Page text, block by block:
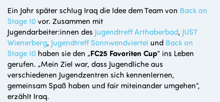
Ein Jahr später schlug Iraq die Idee dem Team von Back on
Stage 10vor. Zusammen mit
Jugendarbeiter:innen des Jugendtreff Arthaberbad, JUST
Wienerberg, Jugendtreff Sonnwendviertel und Back on
Stage 10 haben sie den „FC25 Favoriten Cup“ ins Leben
gerufen. „Mein Ziel war, dass Jugendliche aus
verschiedenen Jugendzentren sich kennenlernen,
gemeinsam Spaß haben und fair miteinander umgehen“,
erzählt Iraq.